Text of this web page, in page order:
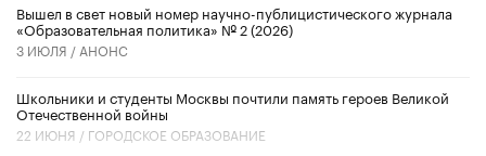
Вышел в свет новый номер научно-публицистического журнала
«Образовательная политика» № 2 (2026)
3 ИЮЛЯ / АНОНС
Школьники и студенты Москвы почтили память героев Великой
Отечественной войны
22 ИЮНЯ / ГОРОДСКОЕ ОБРАЗОВАНИЕ